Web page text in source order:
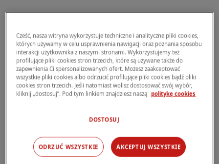
obejmuje następujące świadczenia:
Holowanie pojazdu do 300 kmna terytorium
Polski w przypadku awarii, wypadku, pożaru lub
kradzieży.
Samochód zastępczy: 2 dni w przypadku
awarii, 7 dni w przypadku wypadku, pożaru lub
kradzieży.
Pobyt w hotelu w przypadku awarii,
Cześć, nasza witryna wykorzystuje techniczne i analityczne pliki cookies,
których używamy w celu usprawnienia nawigacji oraz poznania sposobu
interakcji użytkownika z naszymi stronami. Wykorzystujemy też
profilujące pliki cookies stron trzecich, które są używane także do
zapewnienia Ci spersonalizowanych ofert. Możesz zaakceptować
wszystkie pliki cookies albo odrzucić profilujące pliki cookies bądź pliki
cookies stron trzecich. Jeśli natomiast wolisz dostosować swój wybór,
kliknij „dostosuj”. Pod tym linkiem znajdziesz naszą politykę cookies
DOSTOSUJ
ODRZUĆ WSZYSTKIE AKCEPTUJ WSZYSTKIE